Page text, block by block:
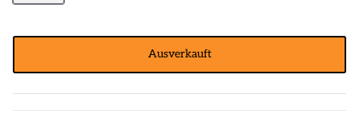
Ausverkauft